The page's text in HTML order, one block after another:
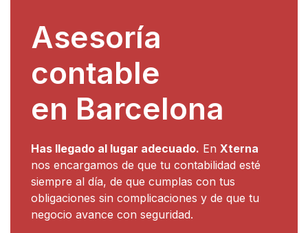
Asesoría
contable
en Barcelona
Has llegado al lugar adecuado. En Xterna
nos encargamos de que tu contabilidad esté
siempre al día, de que cumplas con tus
obligaciones sin complicaciones y de que tu
negocio avance con seguridad.